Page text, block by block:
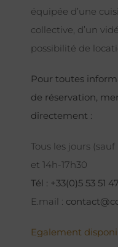
équipée d’une
collective, d’un
possibilité de
Pour toutes
de réservation,
directement :
Tous les jours
et 14h-17h30
Tél : +33(0)5 53 51
E.mail :
Egalement